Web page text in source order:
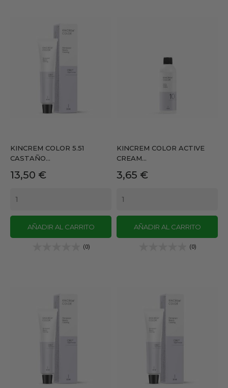
KINCREM COLOR 5.51
CASTAÑO...
Precio
13,50 €
AÑADIR AL CARRITO
(0)
KINCREM COLOR ACTIVE
CREAM...
Precio
3,65 €
AÑADIR AL CARRITO
(0)